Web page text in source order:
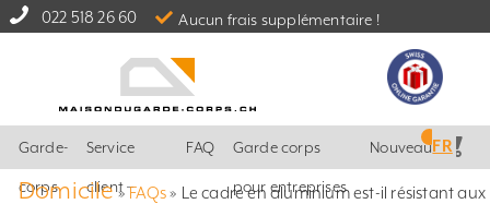
022 518 26 60 Aucun frais supplémentaire !
Garde-
corps
Service
client –
FAQ Garde corps
pour entreprises
Nouveautés
FR
Domicile»FAQs» Le cadre en aluminium est-il résistant aux